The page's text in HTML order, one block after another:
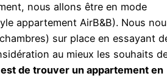
nous allons être en mode
appartement AirB&B). Nous
sur place en essayant
au mieux les souhaits
est de trouver un appartement en